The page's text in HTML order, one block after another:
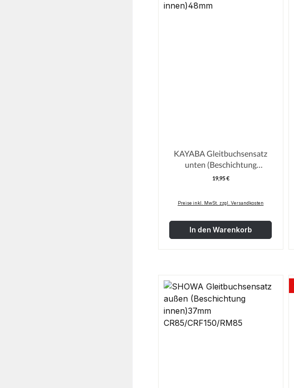
KAYABA Gleitbuchsensatz
unten (Beschichtung
innen)48mm
Regulärer Preis:
19,95 €
Preise inkl. MwSt. zzgl. Versandkosten
In den Warenkorb